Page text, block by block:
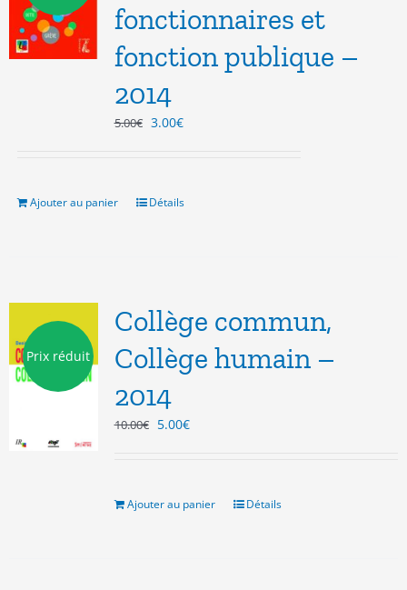
fonctionnaires et
fonction publique –
2014
5.00€ Le
5.00€.
3.00€Le
3.00€.
Ajouter au panier Détails
Prix réduit
Collège commun,
Collège humain –
2014
10.00€ Le
10.00€.
5.00€Le
5.00€.
Ajouter au panier Détails